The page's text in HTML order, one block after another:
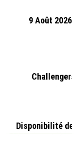
9 Août
Disponibilité